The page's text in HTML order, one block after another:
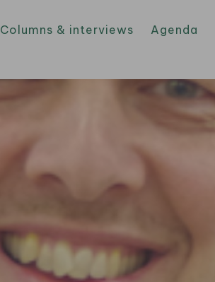
Columns & interviews Agenda